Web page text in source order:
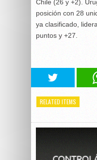
Chile (26 y +2).
posición con 28
ya clasificado,
puntos y +27.
RELATED ITEMS